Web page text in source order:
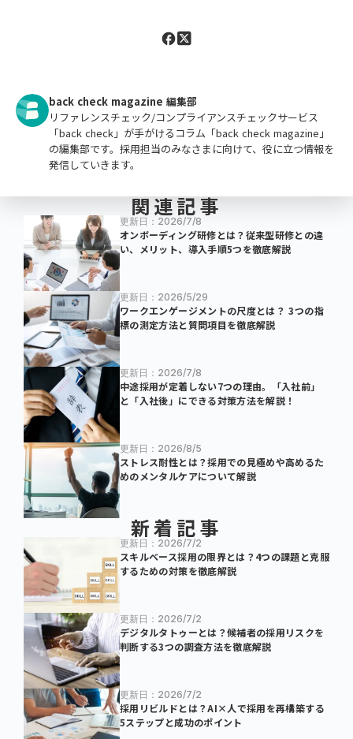
すく評価基準が曖昧という課題があります。一方コ
納得感も向上します。
back check magazine 編集部
リファレンスチェック/コンプライアンスチェックサービス
「back check」が手がけるコラム「back check magazine」
の編集部です。採用担当のみなさまに向けて、役に立つ情報を
発信していきます。
関連記事
更新日：2026/7/8
オンボーディング研修とは？従来型研修との違
い、メリット、導入手順5つを徹底解説
更新日：2026/5/29
ワークエンゲージメントの尺度とは？ 3つの指
標の測定方法と質問項目を徹底解説
更新日：2026/7/8
中途採用が定着しない7つの理由。「入社前」
と「入社後」にできる対策方法を解説！
更新日：2026/8/5
ストレス耐性とは？採用での見極めや高めるた
めのメンタルケアについて解説
新着記事
更新日：2026/7/2
スキルベース採用の限界とは？4つの課題と克服
するための対策を徹底解説
更新日：2026/7/2
デジタルタトゥーとは？候補者の採用リスクを
判断する3つの調査方法を徹底解説
更新日：2026/7/2
採用リビルドとは？AI×人で採用を再構築する
5ステップと成功のポイント